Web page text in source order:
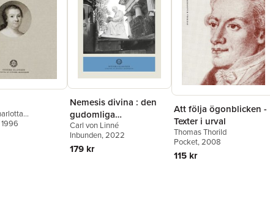
Nemesis divina : den
gudomliga
vedergällningen
Carl von Linné
Inbunden, 2022
179 kr
Att följa ögonblicken -
Texter i urval
Thomas Thorild
Pocket, 2008
115 kr